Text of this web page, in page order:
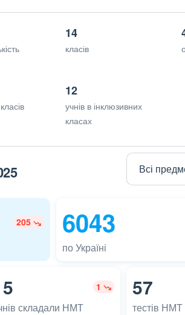
14
класів
12
учнів в інклюзивних
класах
205 6043
по Україні
1
складали НМТ
57
тестів НМТ